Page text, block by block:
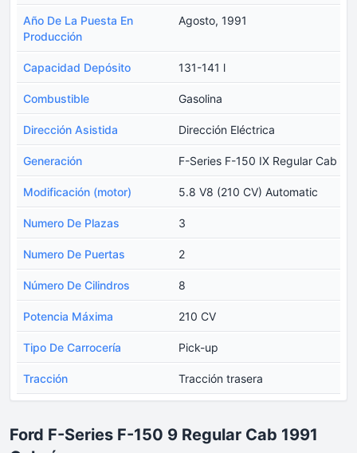
Año De La Puesta En
Producción
Agosto, 1991
Capacidad Depósito 131-141 l
Combustible Gasolina
Dirección Asistida Dirección Eléctrica
Generación F-Series F-150 IX Regular Cab
Modificación (motor) 5.8 V8 (210 CV) Automatic
Numero De Plazas 3
Numero De Puertas 2
Número De Cilindros 8
Potencia Máxima 210 CV
Tipo De Carrocería Pick-up
Tracción Tracción trasera
Ford F-Series F-150 9 Regular Cab 1991